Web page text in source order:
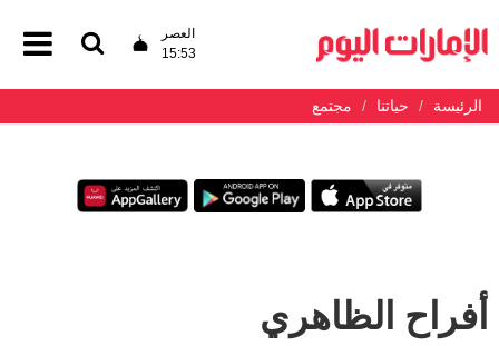
العصر
15:53
الرئيسة حياتنا مجتمع
أفراح الظاهري